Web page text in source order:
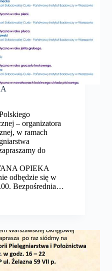
– organizatora
w ramach
do
OPIEKA
odbędzie się w
Bezpośrednia…